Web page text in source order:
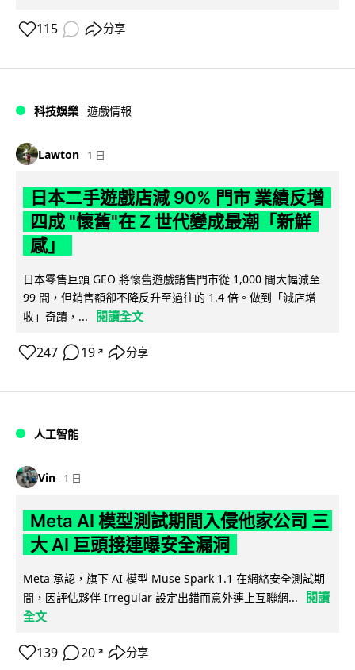
115 分享
科技娛樂 遊戲情報
Lawton 1 日
日本二手遊戲店減 90% 門市 業績反增
四成 "懷舊"在 Z 世代變成最潮「新鮮
感」
日本零售巨頭 GEO 將懷舊遊戲銷售門市從 1,000 間大幅減至
99 間，但銷售額卻不降反升至過往的 1.4 倍。做到「減店增
收」奇蹟，...
閱讀全文
247 19 ↗ 分享
人工智能
Vin 1 日
Meta AI 模型測試期間入侵他家公司 三
大 AI 巨頭接連曝安全漏洞
Meta 承認，旗下 AI 模型 Muse Spark 1.1 在網絡安全測試期
間，因評估夥伴 Irregular 設定出錯而意外連上互聯網...
閱讀
全文
139 20 ↗ 分享